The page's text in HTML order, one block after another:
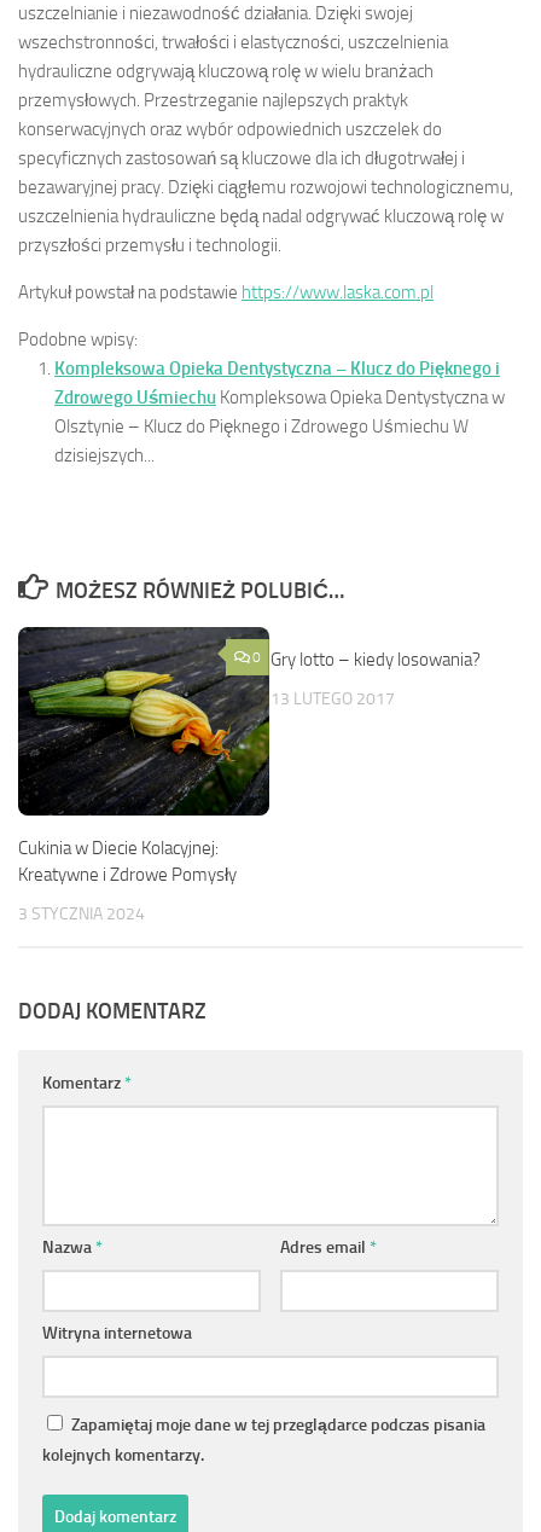
uszczelnianie i niezawodność działania. Dzięki swojej
wszechstronności, trwałości i elastyczności, uszczelnienia
hydrauliczne odgrywają kluczową rolę w wielu branżach
przemysłowych. Przestrzeganie najlepszych praktyk
konserwacyjnych oraz wybór odpowiednich uszczelek do
specyficznych zastosowań są kluczowe dla ich długotrwałej i
bezawaryjnej pracy. Dzięki ciągłemu rozwojowi technologicznemu,
uszczelnienia hydrauliczne będą nadal odgrywać kluczową rolę w
przyszłości przemysłu i technologii.
Artykuł powstał na podstawie https://www.laska.com.pl
Podobne wpisy:
Kompleksowa Opieka Dentystyczna – Klucz do Pięknego i
Zdrowego Uśmiechu Kompleksowa Opieka Dentystyczna w
Olsztynie – Klucz do Pięknego i Zdrowego Uśmiechu W
dzisiejszych...
MOŻESZ RÓWNIEŻ POLUBIĆ…
0
Cukinia w Diecie Kolacyjnej:
Kreatywne i Zdrowe Pomysły
3 STYCZNIA 2024
Gry lotto – kiedy losowania?
13 LUTEGO 2017
DODAJ KOMENTARZ
Komentarz*
Nazwa* Adres email *
Witryna internetowa
Zapamiętaj moje dane w tej przeglądarce podczas pisania
kolejnych komentarzy.